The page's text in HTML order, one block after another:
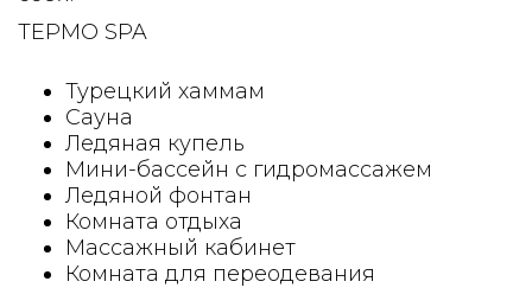
ТЕРМО SPA
Турецкий хаммам
Сауна
Ледяная купель
Мини-бассейн с гидромассажем
Ледяной фонтан
Комната отдыха
Массажный кабинет
Комната для переодевания